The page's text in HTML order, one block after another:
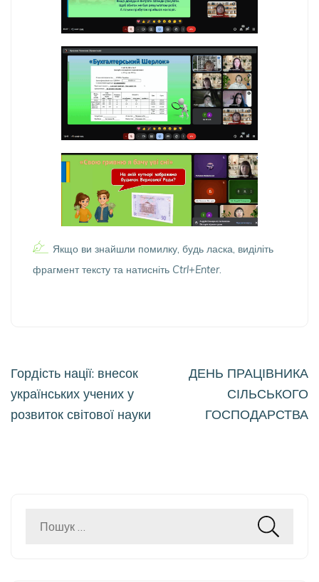
Якщо ви знайшли помилку, будь ласка, виділіть
фрагмент тексту та натисніть Ctrl+Enter.
Навігація
записів
Гордість нації: внесок
українських учених у
розвиток світової науки
ДЕНЬ ПРАЦІВНИКА
СІЛЬСЬКОГО
ГОСПОДАРСТВА
Пошук: